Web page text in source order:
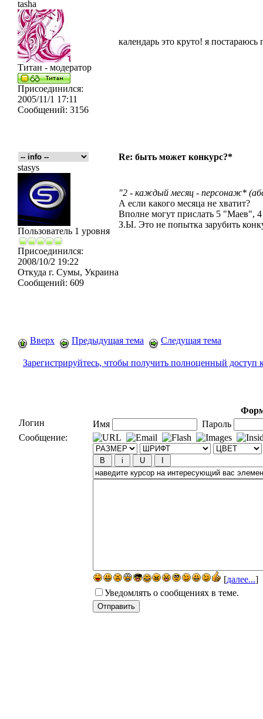
tasha
Титан - модератор
Присоединился:
2005/11/1 17:11
Сообщений: 3156
календарь это круто! я постараюсь
Re: быть может конкурс?*
stasys
Пользователь 1 уровня
Присоединился:
2008/10/2 19:22
Откуда г. Сумы, Украина
Сообщений: 609
"2 - каждый месяц - персонаж*
А если какого месяца не хватит?
Вполне могут прислать 5 "Маев",
З.Ы. Это не попытка зарубить
Вверх Предыдущая тема Следущая тема
Зарегистрируйтесь, чтобы получить полноценный доступ
Логин
Имя
Пароль
Сообщение:
[далее...]
Уведомлять о сообщениях в теме.